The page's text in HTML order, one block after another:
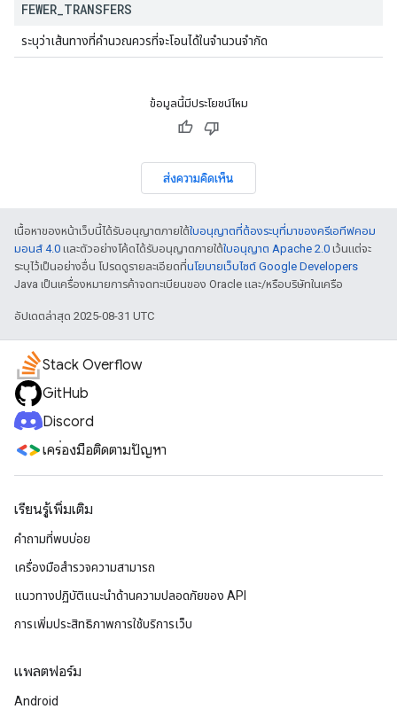
FEWER TRANSFERS
ระบุว่าเส้นทางที่คำนวณควรที่จะโอนได้ในจำนวนจำกัด
ข้อมูลนี้มีประโยชน์ไหม
ส่งความคิดเห็น
เนื้อหาของหน้าเว็บนี้ได้รับอนุญาตภายใต้ใบอนุญาตที่ต้องระบุที่มาของครีเอทีฟคอม
มอนส์ 4.0 และตัวอย่างโค้ดได้รับอนุญาตภายใต้ใบอนุญาต Apache 2.0 เว้นแต่จะ
ระบุไว้เป็นอย่างอื่น โปรดดูรายละเอียดที่นโยบายเว็บไซต์ Google Developers
Java เป็นเครื่องหมายการค้าจดทะเบียนของ Oracle และ/หรือบริษัทในเครือ
อัปเดตล่าสุด 2025-08-31 UTC
Stack Overflow
GitHub
Discord
เครื่องมือติดตามปัญหา
เรียนรู้เพิ่มเติม
คำถามที่พบบ่อย
เครื่องมือสำรวจความสามารถ
แนวทางปฏิบัติแนะนําด้านความปลอดภัยของ API
การเพิ่มประสิทธิภาพการใช้บริการเว็บ
แพลตฟอร์ม
Android